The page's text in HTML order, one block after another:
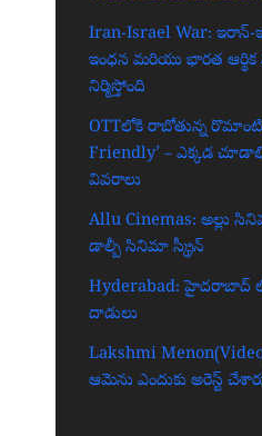
Iran-Israel War: ఇరాన్-
ఇంధన మరియు భారత ఆర్థిక
నిర్మిస్తోంది
OTTలోకి రాబోతున్న
Friendly’ – ఎక్కడ
వివరాలు
Allu Cinemas: అల్లు
డాల్బీ సినిమా స్క్రీన్‌
Hyderabad: హైదరాబాద్‌
దాడులు
Lakshmi
ఆమెను ఎందుకు అరెస్ట్